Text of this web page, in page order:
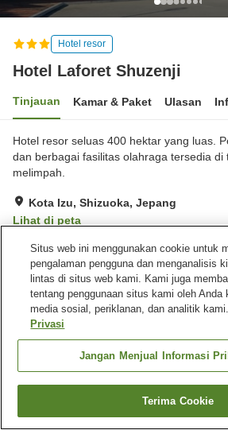
Hotel resor
Hotel Laforet Shuzenji
Tinjauan Kamar & Paket Ulasan
Hotel resor seluas 400 hektar yang luas.
dan berbagai fasilitas olahraga tersedia di
melimpah.
Kota Izu, Shizuoka, Jepang
Lihat di peta
Sangat baik Ulasan: 302
Fasilitas properti
Tempat parkir
Beranda Jepang Shizuoka Kota Izu
Cari kamar
Situs web ini menggunakan cookie untuk
pengalaman pengguna dan menganalisis
lintas di situs web kami. Kami juga
tentang penggunaan situs kami oleh Anda
media sosial, periklanan, dan analitik kami.
Privasi
Jangan Menjual Informasi
Terima Cookie